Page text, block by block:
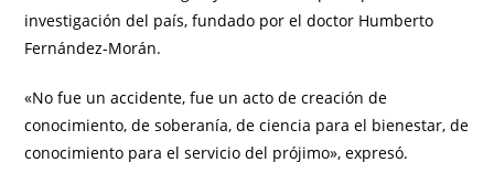
investigación del país, fundado por el doctor Humberto
Fernández-Morán.
«No fue un accidente, fue un acto de creación de
conocimiento, de soberanía, de ciencia para el bienestar, de
conocimiento para el servicio del prójimo», expresó.